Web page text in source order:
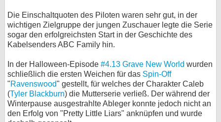
Die Einschaltquoten des Piloten waren sehr gut, in der
wichtigen Zielgruppe der jungen Zuschauer legte die Serie
sogar den erfolgreichsten Start in der Geschichte des
Kabelsenders ABC Family hin.
In der Halloween-Episode #4.13 Grave New World wurden
schließlich die ersten Weichen für das Spin-Off
"Ravenswood" gestellt, für welches der Charakter Caleb
(Tyler Blackburn) die Mutterserie verließ. Der während der
Winterpause ausgestrahlte Ableger konnte jedoch nicht an
den Erfolg von "Pretty Little Liars" anknüpfen und wurde
Kontakt
Datenschutz
Cookie-Einstellungen